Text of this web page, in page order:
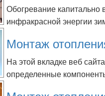
Обогревание капитально
инфракрасной энергии
Монтаж
На этой вкладке веб
определенные